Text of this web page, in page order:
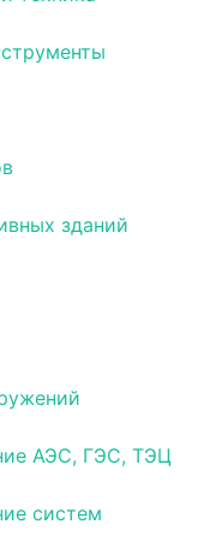
зданий
АЭС, ГЭС, ТЭЦ
систем